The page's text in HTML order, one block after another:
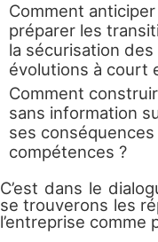
Comment
préparer les
la sécurisation
évolutions à court
Comment
sans information
ses conséquences
compétences ?
C’est dans le
se trouverons les
l’entreprise comme